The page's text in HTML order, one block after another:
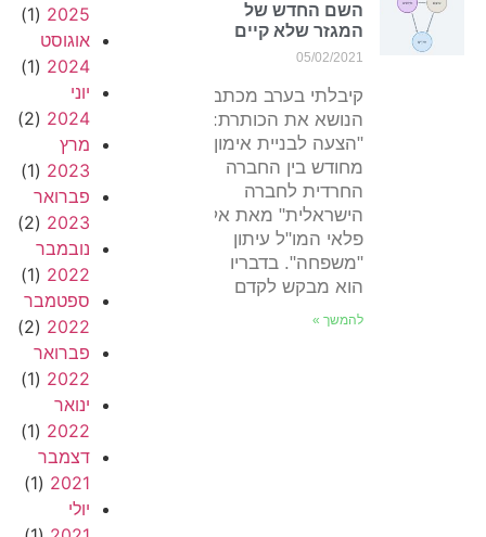
השם החדש של
המגזר שלא קיים
05/02/2021
קיבלתי בערב מכתב
הנושא את הכותרת:
"הצעה לבניית אימון
מחודש בין החברה
החרדית לחברה
הישראלית" מאת אלי
פלאי המו"ל עיתון
"משפחה". בדבריו
הוא מבקש לקדם
להמשך »
2025
(1)
אוגוסט
2024
(1)
יוני
2024
(2)
מרץ
2023
(1)
פברואר
2023
(2)
נובמבר
2022
(1)
ספטמבר
2022
(2)
פברואר
2022
(1)
ינואר
2022
(1)
דצמבר
2021
(1)
יולי